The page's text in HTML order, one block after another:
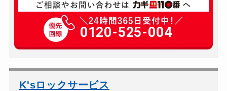
玄関カギ修理 8,800円～(税込)
玄関カギ作成 別途お見積り
玄関カギ交換 18,700円～(税込)
バイクカギ開け
0120-525-004
K'sロックサービス